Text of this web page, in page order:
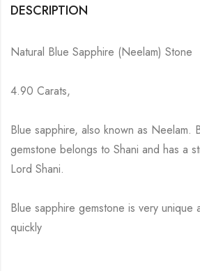
DESCRIPTION
Natural Blue Sapphire (Neelam) Stone
4.90 Carats,
Blue sapphire, also known as Neelam.
gemstone belongs to Shani and has a
Lord Shani.
Blue sapphire gemstone is very unique
quickly